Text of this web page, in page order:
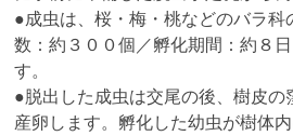
●成虫は、桜・梅・桃などのバラ科
数：約３００個／孵化期間：約８
す。
●脱出した成虫は交尾の後、樹皮の
産卵します。孵化した幼虫が樹体